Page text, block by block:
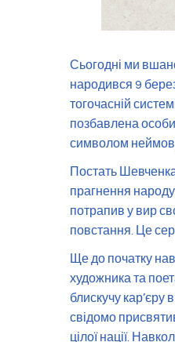
Сьогодні ми
народився 9
тогочасній
позбавлена
символом
Постать
прагнення
потрапив у вир
повстання. Це
Ще до початку
художника та
блискучу
свідомо
цілої нації.